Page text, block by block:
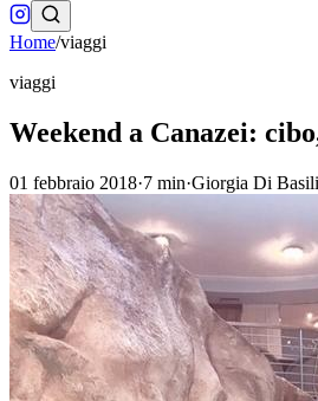
Home/viaggi
viaggi
Weekend a Canazei:
01 febbraio 2018·7 min·Giorgia Di